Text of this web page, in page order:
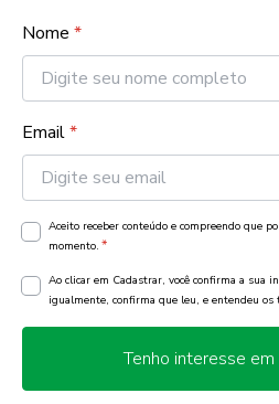
Nome *
Email*
Aceito receber conteúdo e compreendo que
momento. *
Ao clicar em Cadastrar, você confirma a sua
igualmente, confirma que leu, e entendeu os
Tenho interesse em